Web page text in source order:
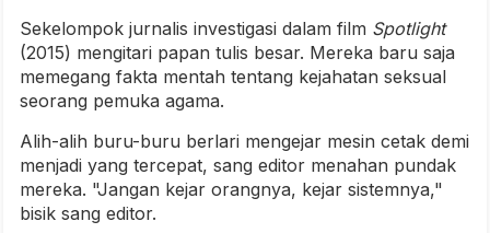
Sekelompok jurnalis investigasi dalam film Spotlight
(2015) mengitari papan tulis besar. Mereka baru saja
memegang fakta mentah tentang kejahatan seksual
seorang pemuka agama.
Alih-alih buru-buru berlari mengejar mesin cetak demi
menjadi yang tercepat, sang editor menahan pundak
mereka. "Jangan kejar orangnya, kejar sistemnya,"
bisik sang editor.